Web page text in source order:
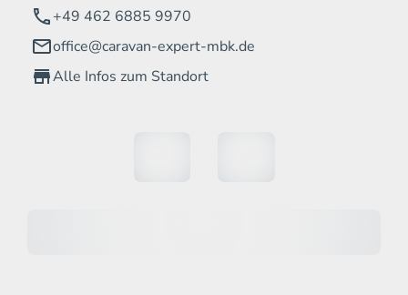
+49 462 6885 9970
office@caravan-expert-mbk.de
Alle Infos zum Standort